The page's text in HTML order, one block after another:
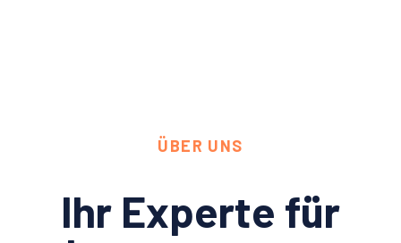
ÜBER UNS
Ihr Experte für